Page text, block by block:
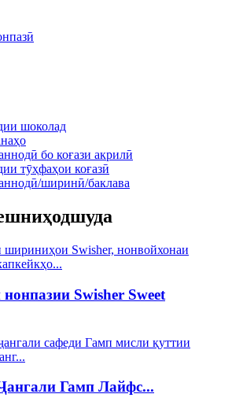
шоколад
бо коғази акрилӣ
тӯҳфаҳои коғазӣ
ширинӣ/баклава
Swisher Sweet
Гамп Лайфс...